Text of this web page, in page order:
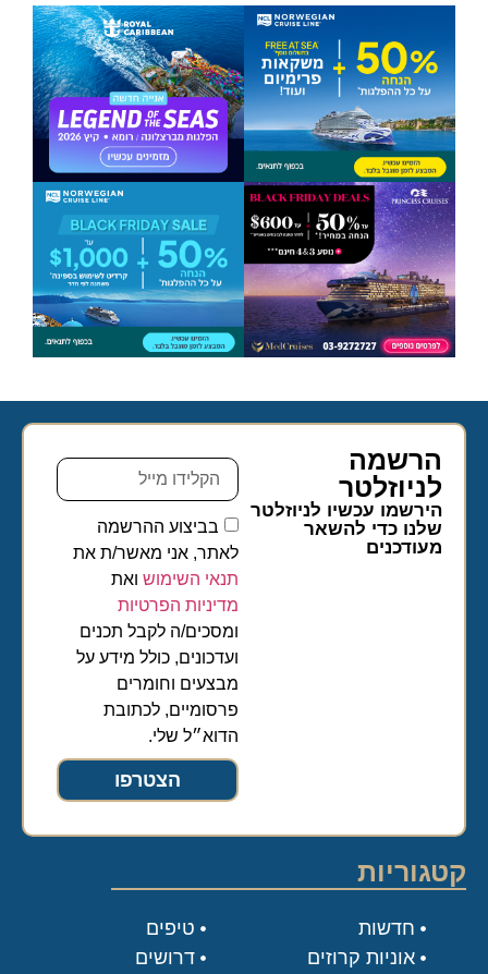
הרשמה
לניוזלטר​
הירשמו עכשיו לניוזלטר
שלנו כדי להשאר
מעודכנים
בביצוע ההרשמה
לאתר, אני מאשר/ת את
תנאי השימושואת
מדיניות הפרטיות
ומסכים/ה לקבל תכנים
ועדכונים, כולל מידע על
מבצעים וחומרים
פרסומיים, לכתובת
הדוא״ל שלי.
הצטרפו
קטגוריות
טיפים
דרושים
חדשות
אוניות קרוזים